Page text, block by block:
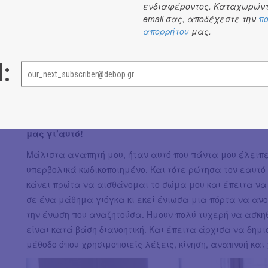
Σε έναν κόσμο όπου το σώμα μας συνεχώς
Θεωρώ πως ο χορός βοηθά το σώμα να εξωτερικεύει
θα μπορεί να αναλογιστεί πάνω στον τρόπο με τον
μας γι’αυτό!
Μάλιστα αγαπητή μου, ήταν αυτό που πάντα μου
υπερβολικά κωδικοποιημένο. Και τότε ρώτησα τον
κάνει πρώτα να αισθάνομαι το σώμα μου και έπειτα
σε ένα μάθημα γιόγκα κι εκεί ένιωσα μια πόρτα να
την ένωση που αναζητούσα. Ήμουν πολύ τυχερή να
είναι κατά βάση διανοητική. Και έπειτα άρχισα να
μέθοδο όπου χρησιμοποιείς λέξεις, κίνηση, αναπνοή
ενδιαφέροντος.
email σας, αποδέχεστε την
απορρήτου μας.